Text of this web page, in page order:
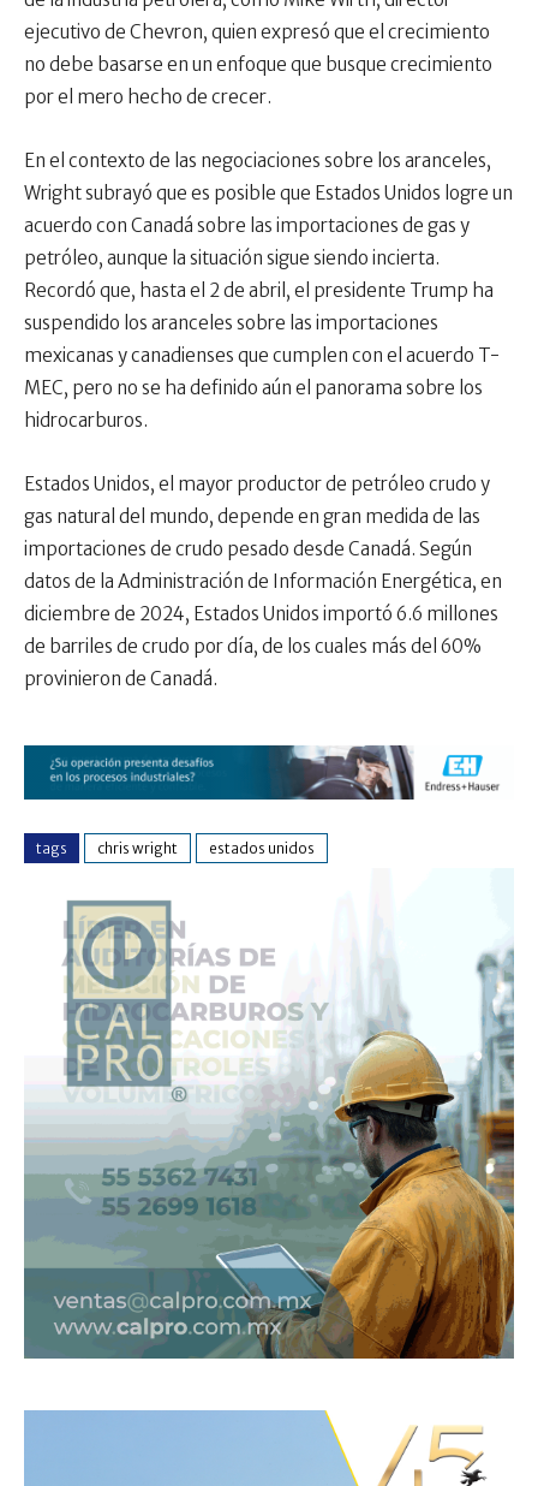
ejecutivo de Chevron, quien expresó que el crecimiento
no debe basarse en un enfoque que busque crecimiento
por el mero hecho de crecer.
En el contexto de las negociaciones sobre los aranceles,
Wright subrayó que es posible que Estados Unidos logre un
acuerdo con Canadá sobre las importaciones de gas y
petróleo, aunque la situación sigue siendo incierta.
Recordó que, hasta el 2 de abril, el presidente Trump ha
suspendido los aranceles sobre las importaciones
mexicanas y canadienses que cumplen con el acuerdo T-
MEC, pero no se ha definido aún el panorama sobre los
hidrocarburos.
Estados Unidos, el mayor productor de petróleo crudo y
gas natural del mundo, depende en gran medida de las
importaciones de crudo pesado desde Canadá. Según
datos de la Administración de Información Energética, en
diciembre de 2024, Estados Unidos importó 6.6 millones
de barriles de crudo por día, de los cuales más del 60%
provinieron de Canadá.
tags chris wright estados unidos